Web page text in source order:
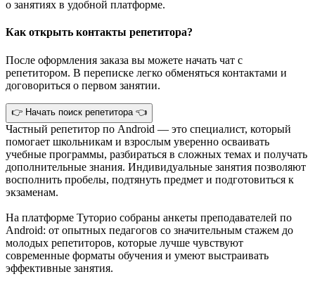
о занятиях в удобной платформе.
Как открыть контакты репетитора?
После оформления заказа вы можете начать чат с
репетитором. В переписке легко обменяться контактами и
договориться о первом занятии.
👉 Начать поиск репетитора 👈
Частный репетитор по Android — это специалист, который
помогает школьникам и взрослым уверенно осваивать
учебные программы, разбираться в сложных темах и получать
дополнительные знания. Индивидуальные занятия позволяют
восполнить пробелы, подтянуть предмет и подготовиться к
экзаменам.
На платформе Туторио собраны анкеты преподавателей по
Android: от опытных педагогов со значительным стажем до
молодых репетиторов, которые лучше чувствуют
современные форматы обучения и умеют выстраивать
эффективные занятия.